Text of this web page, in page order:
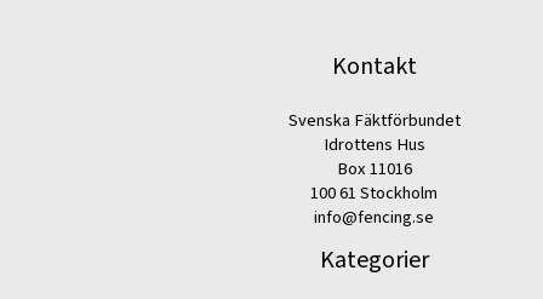
Kontakt
Svenska Fäktförbundet
Idrottens Hus
Box 11016
100 61 Stockholm
info@fencing.se
Kategorier